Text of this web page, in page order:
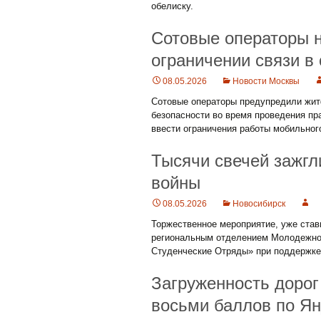
обелиску.
Сотовые операторы
ограничении связи
08.05.2026 Новости Москвы
Сотовые операторы предупредили
безопасности во время проведения
ввести ограничения работы
Тысячи свечей
войны
08.05.2026 Новосибирск
Торжественное мероприятие, уже
региональным отделением
Студенческие Отряды» при
Загруженность
восьми баллов по